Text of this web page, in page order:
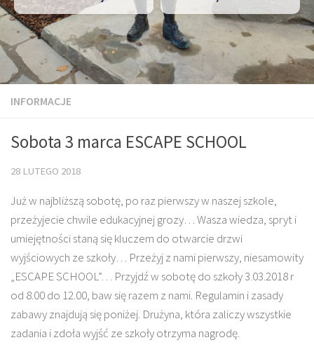
INFORMACJE
Sobota 3 marca ESCAPE SCHOOL
28 LUTEGO 2018
Już w najbliższą sobotę, po raz pierwszy w naszej szkole,
przeżyjecie chwile edukacyjnej grozy… Wasza wiedza, spryt i
umiejętności staną się kluczem do otwarcie drzwi
wyjściowych ze szkoły… Przeżyj z nami pierwszy, niesamowity
„ESCAPE SCHOOL”… Przyjdź w sobotę do szkoły 3.03.2018 r
od 8.00 do 12.00, baw się razem z nami. Regulamin i zasady
zabawy znajdują się poniżej. Drużyna, która zaliczy wszystkie
zadania i zdoła wyjść ze szkoły otrzyma nagrodę.